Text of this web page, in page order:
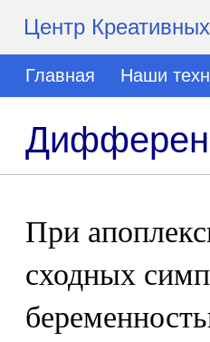
Центр
Главная Наши
При
сходных